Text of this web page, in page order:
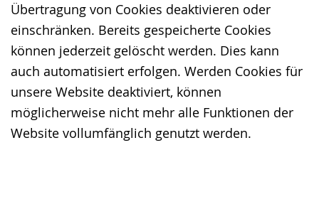
Übertragung von Cookies deaktivieren oder
einschränken. Bereits gespeicherte Cookies
können jederzeit gelöscht werden. Dies kann
auch automatisiert erfolgen. Werden Cookies für
unsere Website deaktiviert, können
möglicherweise nicht mehr alle Funktionen der
Website vollumfänglich genutzt werden.